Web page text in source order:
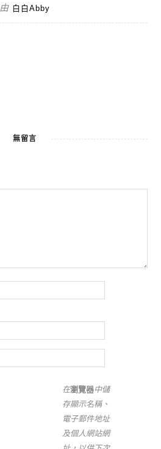
由 白白Abby
無留言
在瀏覽器中儲
存顯示名稱、
電子郵件地址
及個人網站網